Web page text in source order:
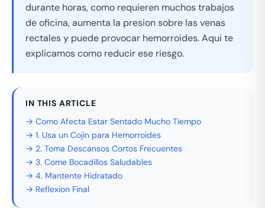
durante horas, como requieren muchos trabajos
de oficina, aumenta la presion sobre las venas
rectales y puede provocar hemorroides. Aqui te
explicamos como reducir ese riesgo.
IN THIS ARTICLE
→ Como Afecta Estar Sentado Mucho Tiempo
→ 1. Usa un Cojin para Hemorroides
→ 2. Toma Descansos Cortos Frecuentes
→ 3. Come Bocadillos Saludables
→ 4. Mantente Hidratado
→ Reflexion Final